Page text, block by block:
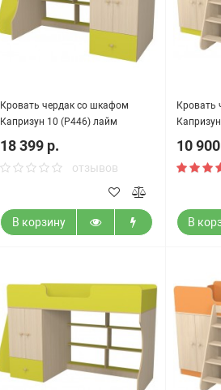
Кровать чердак со шкафом
Капризун 10 (Р446) лайм
18 399 р.
отзывов
В корзину
Кровать
10
В